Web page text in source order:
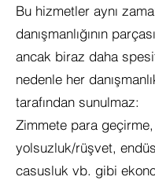
Bu hizmetler aynı
danışmanlığının
ancak biraz daha
nedenle her
tarafından sunulmaz:
Zimmete para geçirme,
yolsuzluk/rüşvet,
casusluk vb. gibi